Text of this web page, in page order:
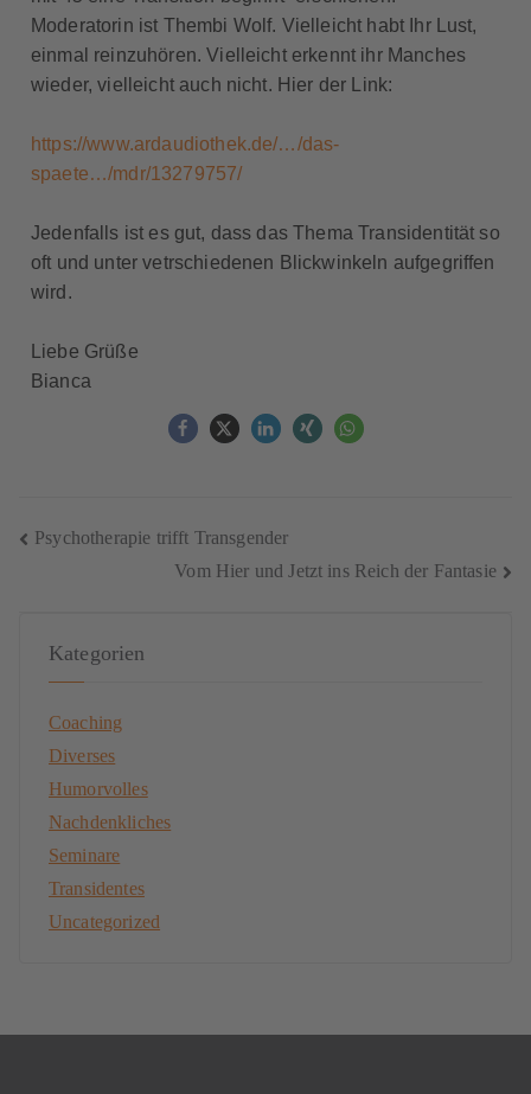
Moderatorin ist Thembi Wolf. Vielleicht habt Ihr Lust,
einmal reinzuhören. Vielleicht erkennt ihr Manches
wieder, vielleicht auch nicht. Hier der Link:
https://www.ardaudiothek.de/…/das-
spaete…/mdr/13279757/
Jedenfalls ist es gut, dass das Thema Transidentität so
oft und unter vetrschiedenen Blickwinkeln aufgegriffen
wird.
Liebe Grüße
Bianca
Psychotherapie trifft Transgender
Vom Hier und Jetzt ins Reich der Fantasie
Kategorien
Coaching
Diverses
Humorvolles
Nachdenkliches
Seminare
Transidentes
Uncategorized